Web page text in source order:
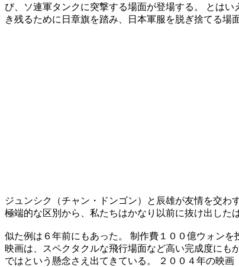
び、ソ連軍タンクに突撃する場面が登場する。 とは
き残るために日章旗を踏み、日本軍服を脱ぎ捨てる場
ジュンシク（チャン・ドンゴン）と辰雄が友情を交
極端的な区別から、私たちはかなり以前に抜け出した
似た例は６年前にもあった。 制作費１００億ウォン
映画は、スペクタクルな飛行場面など高い完成度にも
ではという懸念さえ出てきている。 ２００４年の映